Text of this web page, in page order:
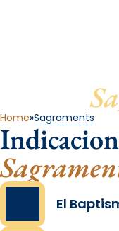
Home Sagraments
El